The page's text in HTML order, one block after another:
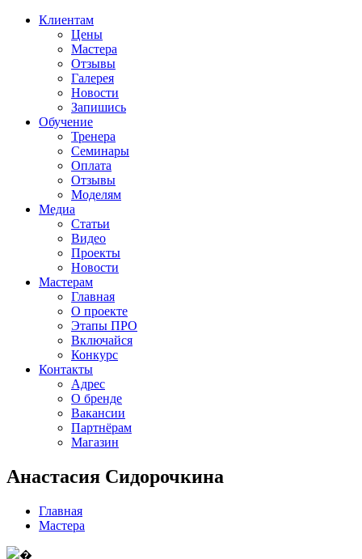
Клиентам
Цены
Мастера
Отзывы
Галерея
Новости
Запишись
Обучение
Тренера
Семинары
Оплата
Отзывы
Моделям
Медиа
Статьи
Видео
Проекты
Новости
Мастерам
Главная
О проекте
Этапы ПРО
Включайся
Конкурс
Контакты
Адрес
О бренде
Вакансии
Партнёрам
Магазин
Анастасия Сидорочкина
Главная
Мастера